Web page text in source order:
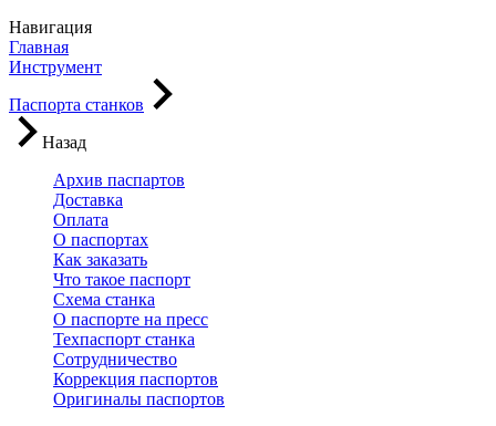
Навигация
Главная
Инструмент
Паспорта станков
Назад
Архив паспартов
Доставка
Оплата
О паспортах
Как заказать
Что такое паспорт
Схема станка
О паспорте на пресс
Техпаспорт станка
Сотрудничество
Коррекция паспортов
Оригиналы паспортов